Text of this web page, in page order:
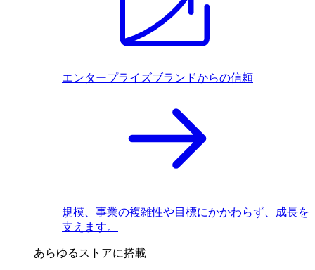
エンタープライズブランドからの信頼
規模、事業の複雑性や目標にかかわらず、成長を
支えます。
あらゆるストアに搭載